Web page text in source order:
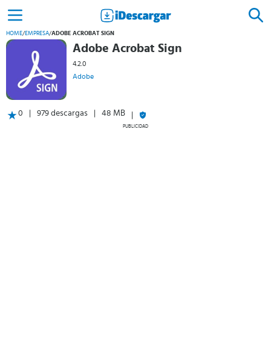
HOME/EMPRESA/ADOBE ACROBAT SIGN
Adobe Acrobat Sign
4.2.0
Adobe
0 979 descargas 48 MB
PUBLICIDAD